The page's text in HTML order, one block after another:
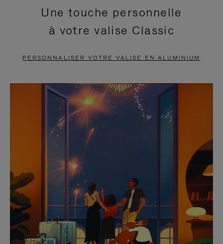
EN
PAUSE,
APPUYEZ
POUR
METTRE
PAUSE
VIDÉO
EST
DÉSACTIVÉ.
CLIQUER
POUR
RÉACTIVER
LE
SON
Une touche personnelle
à votre valise Classic
PERSONNALISER VOTRE VALISE EN ALUMINIUM